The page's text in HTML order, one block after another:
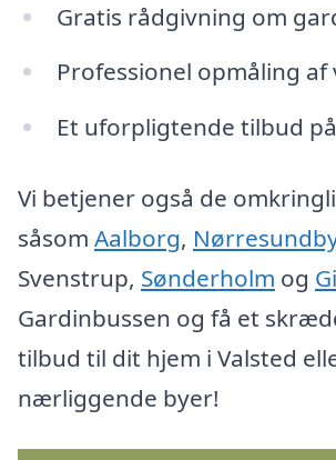
Gratis rådgivning om
Professionel opmåling
Et uforpligtende tilbud
Vi betjener også de
såsom Aalborg,
Svenstrup, Sønderholm og
Gardinbussen og få et
tilbud til dit hjem i Valsted
nærliggende byer!